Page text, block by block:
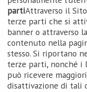
partiAttraverso il
terze parti che si
banner o attraverso
contenuto nella
stesso. Si riportano
terze parti, nonché i
può ricevere
disattivazione di tali